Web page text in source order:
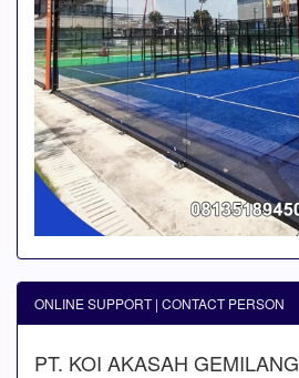
ONLINE SUPPORT | CONTACT PERSON
PT. KOI AKASAH GEMILANG